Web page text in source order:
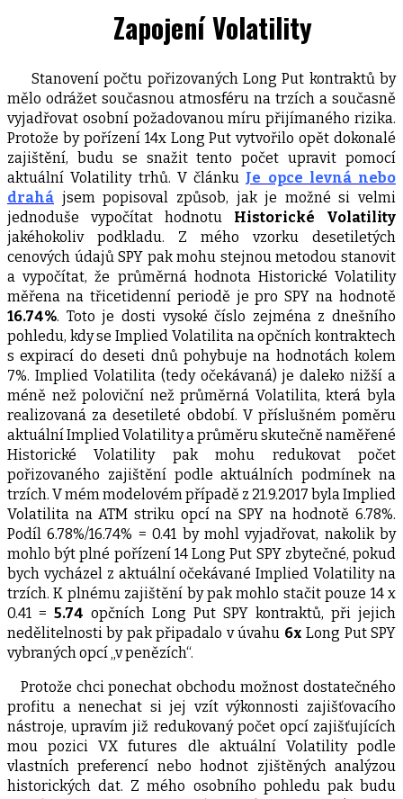
Zapojení Volatility
Stanovení počtu pořizovaných Long Put kontraktů by
mělo odrážet současnou atmosféru na trzích a současně
vyjadřovat osobní požadovanou míru přijímaného rizika.
Protože by pořízení 14x Long Put vytvořilo opět dokonalé
zajištění, budu se snažit tento počet upravit pomocí
aktuální Volatility trhů. V článku Je opce levná nebo
drahá jsem popisoval způsob, jak je možné si velmi
jednoduše vypočítat hodnotu Historické Volatility
jakéhokoliv podkladu. Z mého vzorku desetiletých
cenových údajů SPY pak mohu stejnou metodou stanovit
a vypočítat, že průměrná hodnota Historické Volatility
měřena na třicetidenní periodě je pro SPY na hodnotě
16.74%. Toto je dosti vysoké číslo zejména z dnešního
pohledu, kdy se Implied Volatilita na opčních kontraktech
s expirací do deseti dnů pohybuje na hodnotách kolem
7%. Implied Volatilita (tedy očekávaná) je daleko nižší a
méně než poloviční než průměrná Volatilita, která byla
realizovaná za desetileté období. V příslušném poměru
aktuální Implied Volatility a průměru skutečně naměřené
Historické Volatility pak mohu redukovat počet
pořizovaného zajištění podle aktuálních podmínek na
trzích. V mém modelovém případě z 21.9.2017 byla Implied
Volatilita na ATM striku opcí na SPY na hodnotě 6.78%.
Podíl 6.78%/16.74% = 0.41 by mohl vyjadřovat, nakolik by
mohlo být plné pořízení 14 Long Put SPY zbytečné, pokud
bych vycházel z aktuální očekávané Implied Volatility na
trzích. K plnému zajištění by pak mohlo stačit pouze 14 x
0.41 = 5.74 opčních Long Put SPY kontraktů, při jejich
nedělitelnosti by pak připadalo v úvahu 6x Long Put SPY
vybraných opcí „v penězích“.
Protože chci ponechat obchodu možnost dostatečného
profitu a nenechat si jej vzít výkonnosti zajišťovacího
nástroje, upravím již redukovaný počet opcí zajišťujících
mou pozici VX futures dle aktuální Volatility podle
vlastních preferencí nebo hodnot zjištěných analýzou
historických dat. Z mého osobního pohledu pak budu